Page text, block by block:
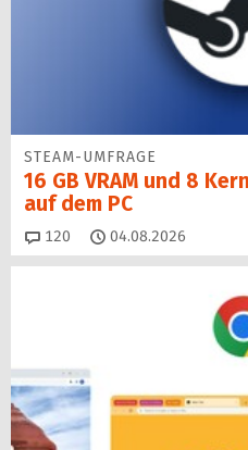
STEAM-UMFRAGE
16 GB VRAM und 8
auf dem PC
120 Kommentare
04.08.2026